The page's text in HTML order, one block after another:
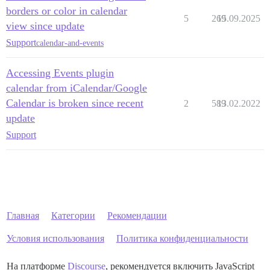
borders or color in calendar
view since update
Supportcalendar-and-events
5 269
15.09.2025
Accessing Events plugin
calendar from iCalendar/Google
Calendar is broken since recent
update
Support
2 589
13.02.2022
Главная Категории Рекомендации
Условия использования Политика конфиденциальности
На платформе Discourse, рекомендуется включить JavaScript